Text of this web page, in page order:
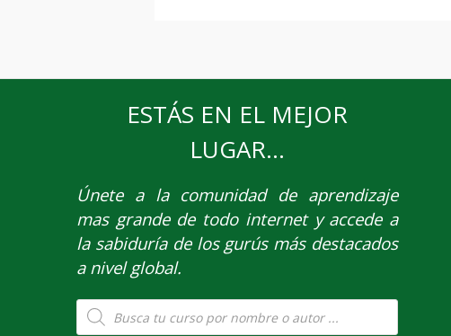
ESTÁS EN EL MEJOR
LUGAR...
Únetea la comunidad de aprendizaje
mas grande de todo internet y accede a
la sabiduría de los gurús más destacados
a nivel global.
Búsqueda
de
productos